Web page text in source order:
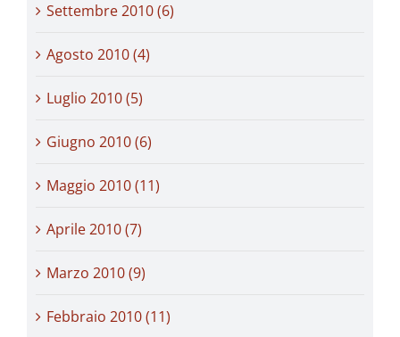
Settembre 2010 (6)
Agosto 2010 (4)
Luglio 2010 (5)
Giugno 2010 (6)
Maggio 2010 (11)
Aprile 2010 (7)
Marzo 2010 (9)
Febbraio 2010 (11)